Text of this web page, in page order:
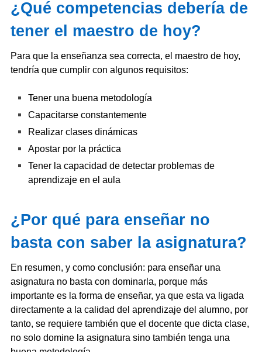
¿Qué competencias debería de
tener el maestro de hoy?
Para que la enseñanza sea correcta, el maestro de hoy,
tendría que cumplir con algunos requisitos:
Tener una buena metodología
Capacitarse constantemente
Realizar clases dinámicas
Apostar por la práctica
Tener la capacidad de detectar problemas de
aprendizaje en el aula
¿Por qué para enseñar no
basta con saber la asignatura?
En resumen, y como conclusión: para enseñar una
asignatura no basta con dominarla, porque más
importante es la forma de enseñar, ya que esta va ligada
directamente a la calidad del aprendizaje del alumno, por
tanto, se requiere también que el docente que dicta clase,
no solo domine la asignatura sino también tenga una